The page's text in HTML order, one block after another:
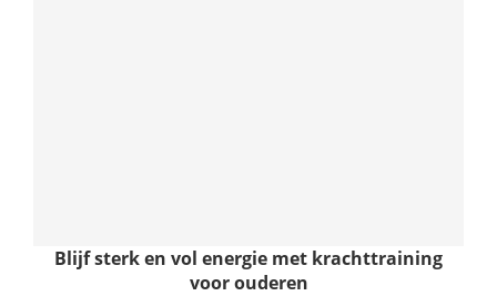
Blijf sterk en vol energie met krachttraining
voor ouderen